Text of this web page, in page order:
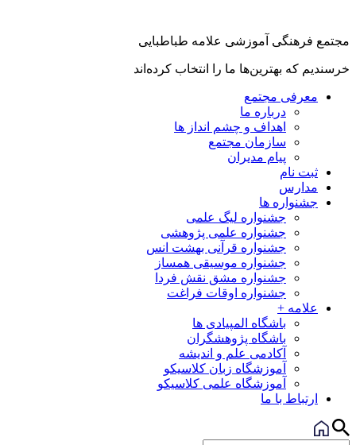
فرهنگی آموزشی علامه طباطبایی
که بهترین‌ها ما را انتخاب کرده‌اند
معرفی مجتمع
درباره ما
اهداف و چشم انداز ها
سازمان مجتمع
پیام مدیران
ثبت نام
مدارس
جشنواره ها
جشنواره لیگ علمی
جشنواره علمی پژوهشی
جشنواره قرآنی بهشت انس
جشنواره موسیقی همساز
جشنواره مشق نقش فردا
جشنواره اوقات فراغت
علامه +
باشگاه المپیادی ها
باشگاه پژوهشگران
آکادمی علم و اندیشه
آموزشگاه زبان کلاسیکو
آموزشگاه علمی کلاسیکو
ارتباط با ما